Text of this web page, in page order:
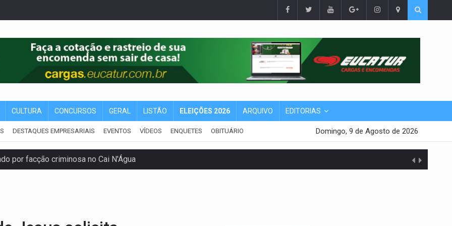
CULTURA CONCURSOS GERAL LISTÃO ELEIÇÕES 2026 ARQUIVO EDITORIAS
DESTAQUES EMPRESARIAIS EVENTOS VÍDEOS ENQUETES OBITUÁRIO Domingo, 9 de Agosto de 2026
após colombiana furtar celular de menina
base secreta no satélite natural da Terra